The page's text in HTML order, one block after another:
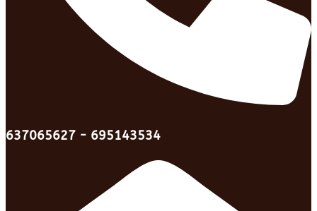
637065627 - 695143534